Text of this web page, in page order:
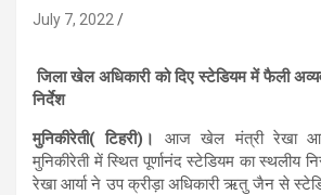
July 7, 2022
जिला खेल अधिकारी को दिए स्टेडियम में फैली
निर्देश
मुनिकीरेती( टिहरी)।
आज खेल मंत्री रेखा
मुनिकीरेती में स्थित पूर्णानंद स्टेडियम का स्थलीय
रेखा आर्या ने उप क्रीड़ा अधिकारी ऋतु जैन से